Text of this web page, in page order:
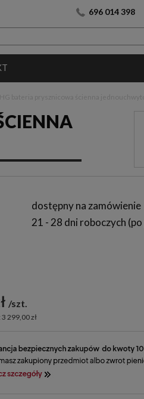
696 014 398
dostępny na zamówienie
21 - 28 dni roboczych
szt.
299,00 zł